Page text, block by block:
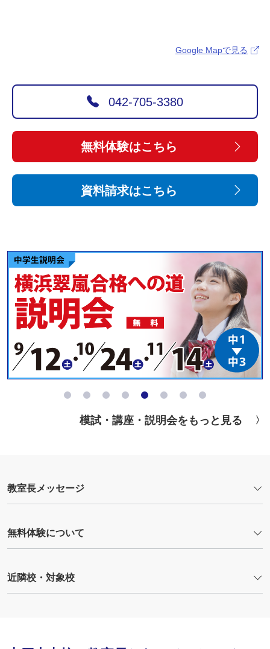
Google Mapで見る
042-705-3380
無料体験はこちら
資料請求はこちら
模試・講座・説明会をもっと見る
教室長メッセージ
無料体験について
近隣校・対象校